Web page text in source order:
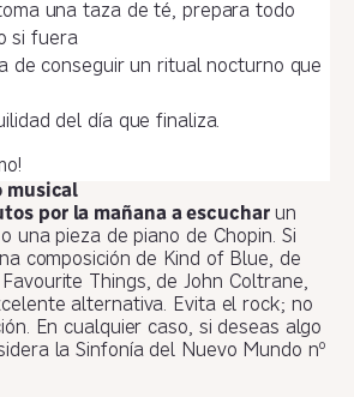
una taza de té, prepara todo
si fuera
de conseguir un ritual nocturno que
del día que finaliza.
musical
por la mañana a escucharun
una pieza de piano de Chopin. Si
composición de Kind of Blue, de
Things, de John Coltrane,
alternativa. Evita el rock; no
En cualquier caso, si deseas algo
la Sinfonía del Nuevo Mundo nº